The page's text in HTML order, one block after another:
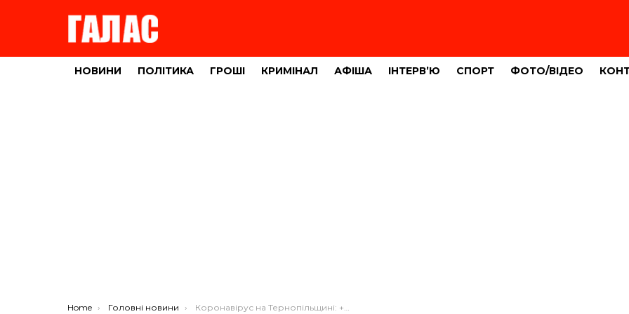
НОВИНИ ПОЛІТИКА ГРОШІ КРИМІНАЛ АФІША ІНТЕРВ’Ю СПОРТ ФОТО/ВІДЕО
You are here:
Home Головні новини Коронавірус на Тернопільщині: +45 хворих за добу